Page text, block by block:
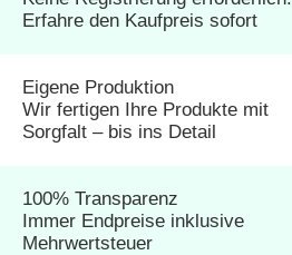
Erfahre den Kaufpreis sofort
Eigene Produktion
Wir fertigen Ihre Produkte mit
Sorgfalt – bis ins Detail
100% Transparenz
Immer Endpreise inklusive
Mehrwertsteuer